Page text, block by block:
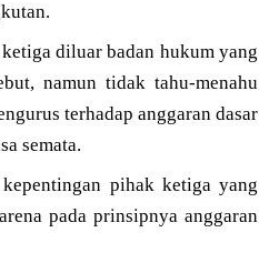
diluar badan hukum yang
namun tidak tahu-menahu
terhadap anggaran dasar
semata.
pihak ketiga yang
pada prinsipnya anggaran